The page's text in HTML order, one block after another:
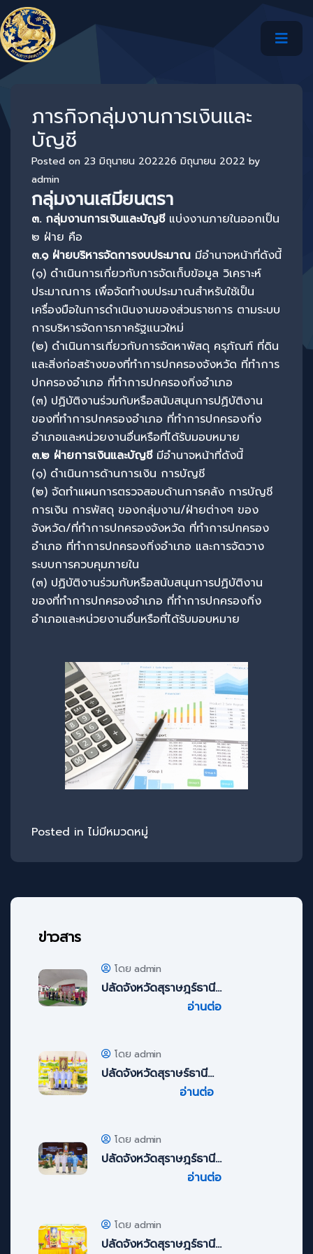
ภารกิจกลุ่มงานการเงินและ
บัญชี
Posted on 23 มิถุนายน 202226 มิถุนายน 2022 by
admin
กลุ่มงานเสมียนตรา
๓. กลุ่มงานการเงินและบัญชี แบ่งงานภายในออกเป็น
๒ ฝ่าย คือ
๓.๑ ฝ่ายบริหารจัดการงบประมาณ มีอำนาจหน้าที่ดังนี้
(๑) ดำเนินการเกี่ยวกับการจัดเก็บข้อมูล วิเคราะห์
ประมาณการ เพื่อจัดทำงบประมาณสำหรับใช้เป็น
เครื่องมือในการดำเนินงานของส่วนราชการ ตามระบบ
การบริหารจัดการภาครัฐแนวใหม่
(๒) ดำเนินการเกี่ยวกับการจัดหาพัสดุ ครุภัณฑ์ ที่ดิน
และสิ่งก่อสร้างของที่ทำการปกครองจังหวัด ที่ทำการ
ปกครองอำเภอ ที่ทำการปกครองกิ่งอำเภอ
(๓) ปฏิบัติงานร่วมกับหรือสนับสนุนการปฏิบัติงาน
ของที่ทำการปกครองอำเภอ ที่ทำการปกครองกิ่ง
อำเภอและหน่วยงานอื่นหรือที่ได้รับมอบหมาย
๓.๒ ฝ่ายการเงินและบัญชีมีอำนาจหน้าที่ดังนี้
(๑) ดำเนินการด้านการเงิน การบัญชี
(๒) จัดทำแผนการตรวจสอบด้านการคลัง การบัญชี
การเงิน การพัสดุ ของกลุ่มงาน/ฝ่ายต่างๆ ของ
จังหวัด/ที่ทำการปกครองจังหวัด ที่ทำการปกครอง
อำเภอ ที่ทำการปกครองกิ่งอำเภอ และการจัดวาง
ระบบการควบคุมภายใน
(๓) ปฏิบัติงานร่วมกับหรือสนับสนุนการปฏิบัติงาน
ของที่ทำการปกครองอำเภอ ที่ทำการปกครองกิ่ง
อำเภอและหน่วยงานอื่นหรือที่ได้รับมอบหมาย
Posted in ไม่มีหมวดหมู่
ข่าวสาร
โดย admin
ปลัดจังหวัดสุราษฎร์ธานี...
อ่านต่อ
โดย admin
ปลัดจังหวัดสุราษร์ธานี...
อ่านต่อ
โดย admin
ปลัดจังหวัดสุราษฎร์ธานี...
อ่านต่อ
โดย admin
ปลัดจังหวัดสุราษฎร์ธานี...